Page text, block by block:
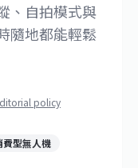
、自拍模式與
隨地都能輕鬆
policy
費型無人機